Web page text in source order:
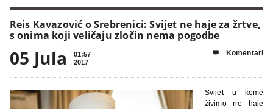
Reis Kavazović o Srebrenici: Svijet ne haje za žrtve,
s onima koji veličaju zločin nema pogodbe
05 Jula
01:57
2017
 Komentari
Svijet u kome
živimo ne haje